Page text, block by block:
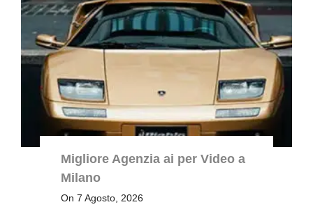
Migliore Agenzia ai per Video a
Milano
On 7 Agosto, 2026